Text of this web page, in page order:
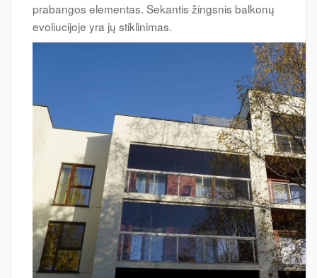
prabangos elementas. Sekantis žingsnis balkonų
evoliucijoje yra jų stiklinimas.